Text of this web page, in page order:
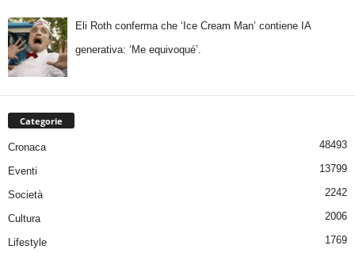
Eli Roth conferma che ‘Ice Cream Man’ contiene IA
generativa: ‘Me equivoqué’.
Categorie
Cronaca 48493
Eventi 13799
Società 2242
Cultura 2006
Lifestyle 1769